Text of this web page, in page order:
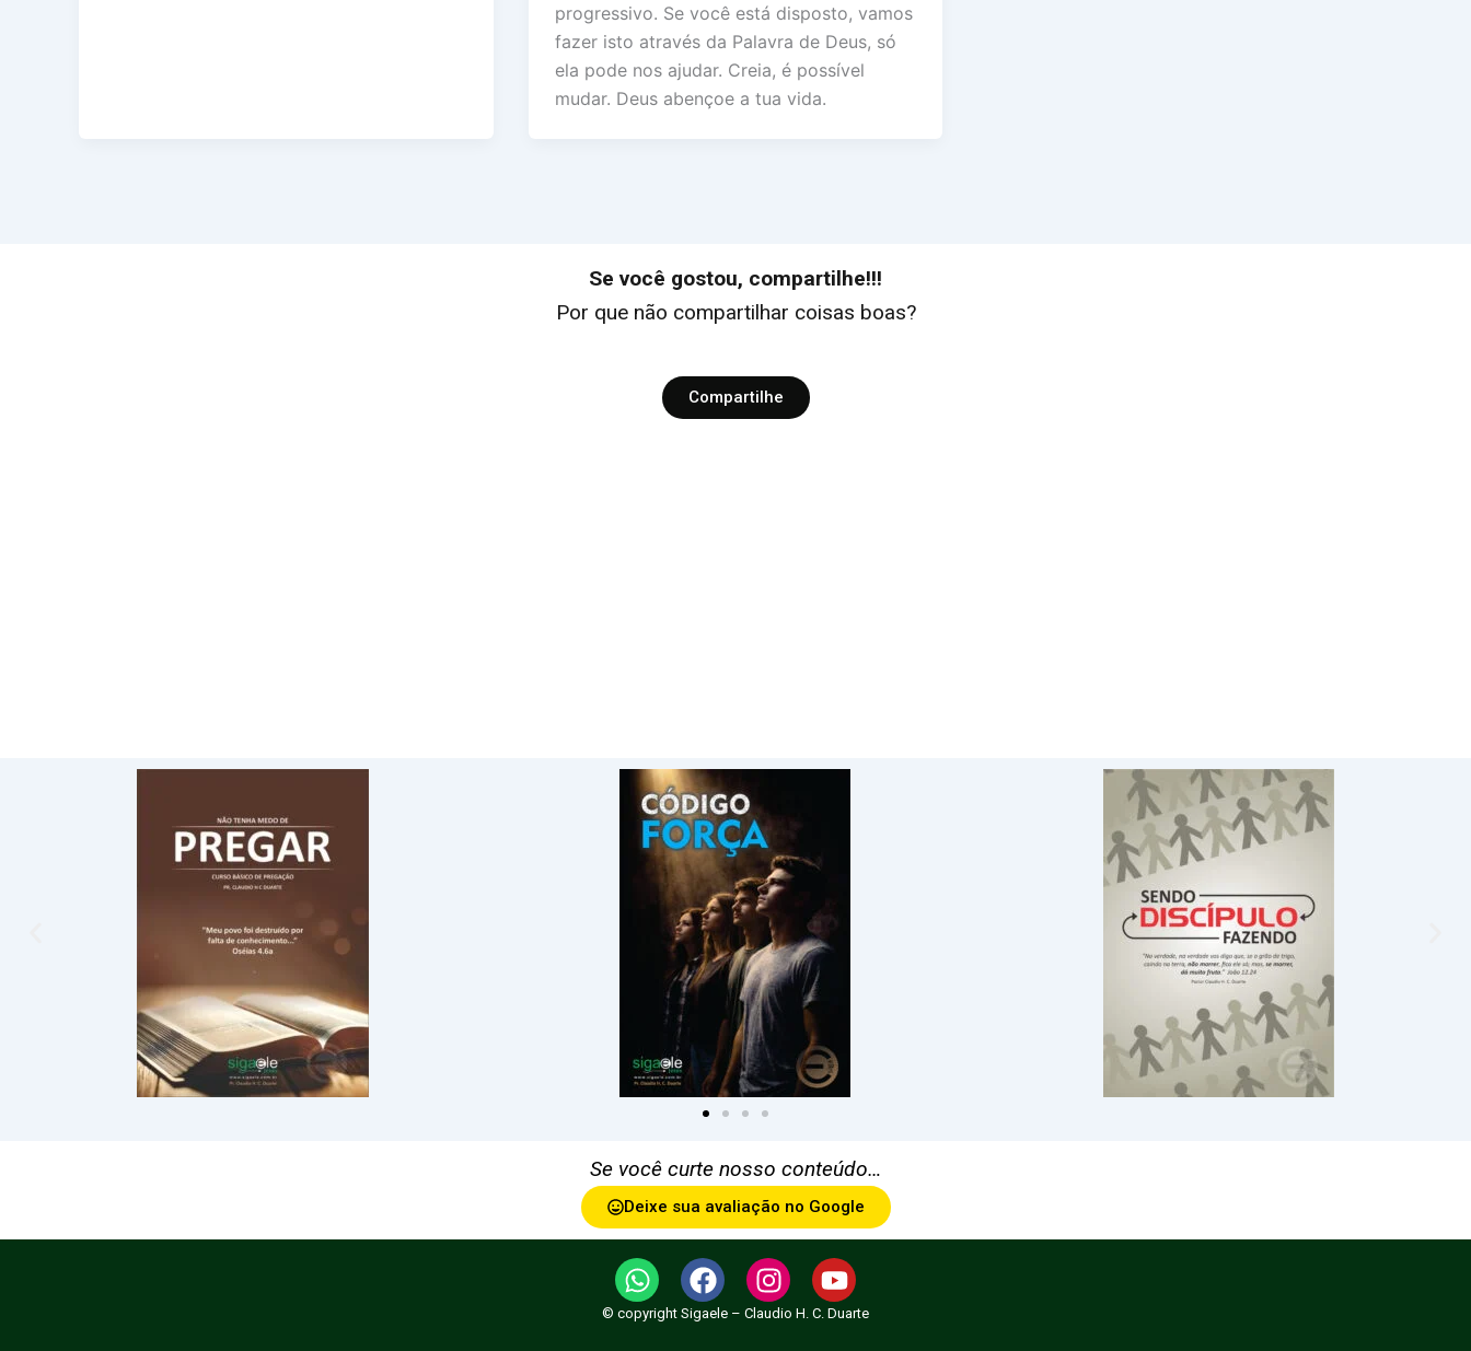
progressivo. Se você está disposto, vamos
fazer isto através da Palavra de Deus, só
ela pode nos ajudar. Creia, é possível
mudar. Deus abençoe a tua vida.
Se você gostou, compartilhe!!!
Por que não compartilhar coisas boas?
Compartilhe
Se você curte nosso conteúdo…
Deixe sua avaliação no Google
W
h
a
F
a
c
I
n
s
Y
o
u
© copyright Sigaele – Claudio H. C. Duarte